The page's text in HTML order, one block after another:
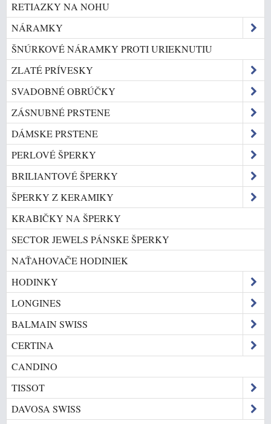
RETIAZKY NA NOHU
NÁRAMKY
ŠNÚRKOVÉ NÁRAMKY PROTI URIEKNUTIU
ZLATÉ PRÍVESKY
SVADOBNÉ OBRÚČKY
ZÁSNUBNÉ PRSTENE
DÁMSKE PRSTENE
PERLOVÉ ŠPERKY
BRILIANTOVÉ ŠPERKY
ŠPERKY Z KERAMIKY
KRABIČKY NA ŠPERKY
SECTOR JEWELS PÁNSKE ŠPERKY
NAŤAHOVAČE HODINIEK
HODINKY
LONGINES
BALMAIN SWISS
CERTINA
CANDINO
TISSOT
DAVOSA SWISS